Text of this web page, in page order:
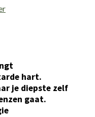
hart.
je diepste zelf
gaat.